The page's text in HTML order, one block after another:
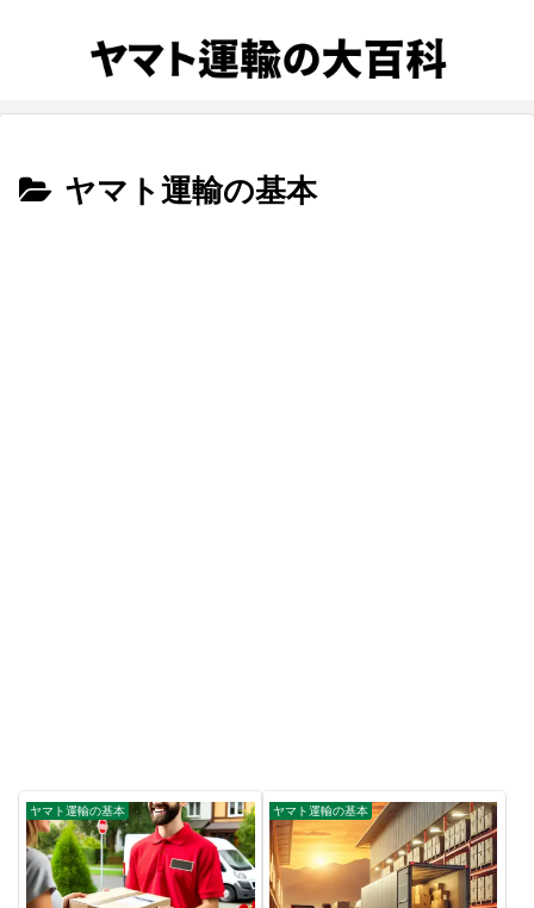
ヤマト運輸の基本
ヤマト運輸の基本 ヤマト運輸の基本